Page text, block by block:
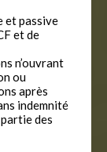
et passive
et de
n’ouvrant
ou
après
indemnité
des